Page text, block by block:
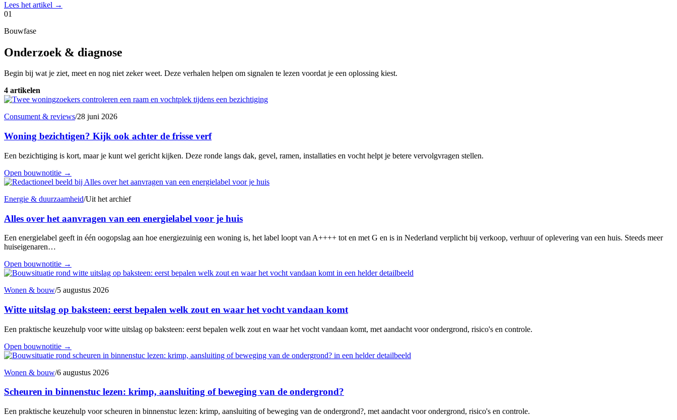
Lees het artikel →
01
Bouwfase
Onderzoek & diagnose
Begin bij wat je ziet, meet en nog niet zeker weet. Deze verhalen helpen om signalen te lezen voordat je een oplossing kiest.
4 artikelen
Consument & reviews/28 juni 2026
Woning bezichtigen? Kijk ook achter de frisse verf
Een bezichtiging is kort, maar je kunt wel gericht kijken. Deze ronde langs dak, gevel, ramen, installaties en vocht helpt je betere vervolgvragen stellen.
Open bouwnotitie →
Energie & duurzaamheid/Uit het archief
Alles over het aanvragen van een energielabel voor je huis
Een energielabel geeft in één oogopslag aan hoe energiezuinig een woning is, het label loopt van A++++ tot en met G en is in Nederland verplicht bij verkoop, verhuur of oplevering van een huis. Steeds meer
huiseigenaren…
Open bouwnotitie →
Wonen & bouw/5 augustus 2026
Witte uitslag op baksteen: eerst bepalen welk zout en waar het vocht vandaan komt
Een praktische keuzehulp voor witte uitslag op baksteen: eerst bepalen welk zout en waar het vocht vandaan komt, met aandacht voor ondergrond, risico's en controle.
Open bouwnotitie →
Wonen & bouw/6 augustus 2026
Scheuren in binnenstuc lezen: krimp, aansluiting of beweging van de ondergrond?
Een praktische keuzehulp voor scheuren in binnenstuc lezen: krimp, aansluiting of beweging van de ondergrond?, met aandacht voor ondergrond, risico's en controle.